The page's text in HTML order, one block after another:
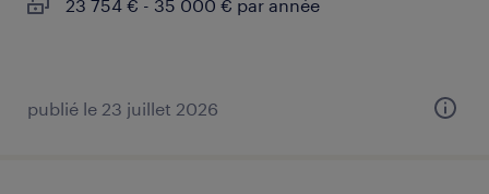
23 754 € - 35 000 € par année
publié le 23 juillet 2026